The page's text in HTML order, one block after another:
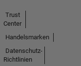
Trust
Center
Handelsmarken
Datenschutz-
Richtlinien